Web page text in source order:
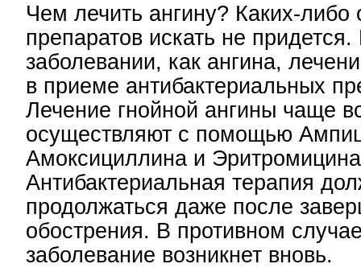
Чем лечить ангину? Каких-либо
препаратов искать не
заболевании, как ангина,
в приеме антибактериальных
Лечение гнойной ангины чаще
осуществляют с помощью
Амоксициллина и
Антибактериальная терапия
продолжаться даже после
обострения. В противном
заболевание возникнет вновь.